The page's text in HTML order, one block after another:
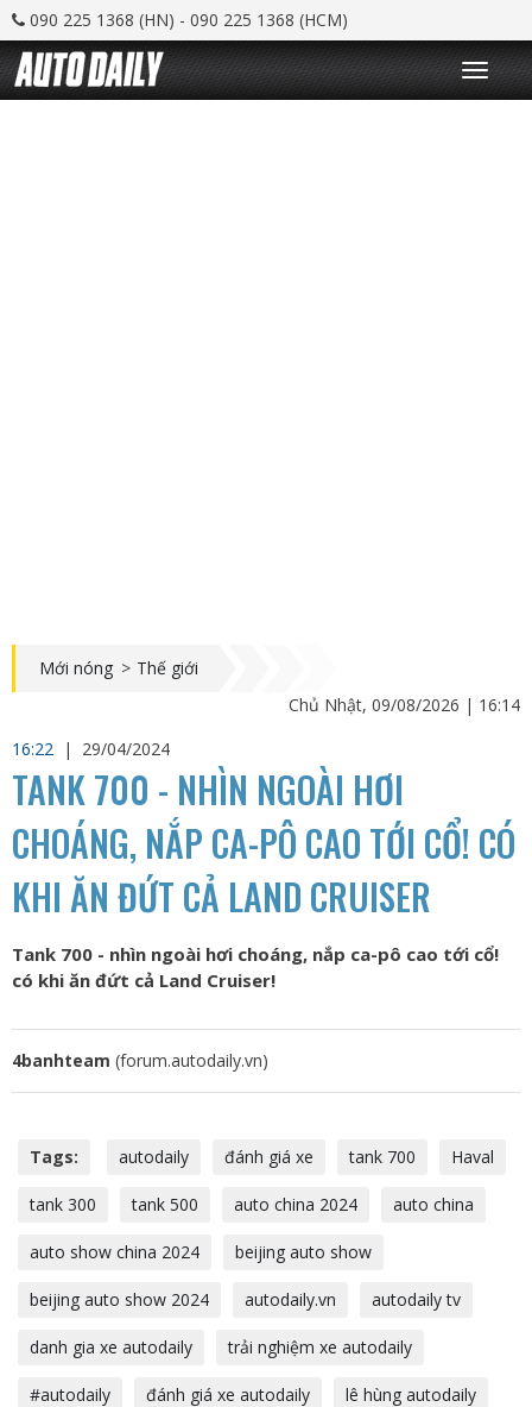
090 225 1368 (HN) - 090 225 1368 (HCM)
T
o
g
Mới nóng > Thế giới
Chủ Nhật, 09/08/2026 | 16:14
16:22 | 29/04/2024
TANK 700 - NHÌN NGOÀI HƠI
CHOÁNG, NẮP CA-PÔ CAO TỚI CỔ! CÓ
KHI ĂN ĐỨT CẢ LAND CRUISER
Tank 700 - nhìn ngoài hơi choáng, nắp ca-pô cao tới cổ!
có khi ăn đứt cả Land Cruiser!
4banhteam (forum.autodaily.vn)
Tags: autodaily đánh giá xe tank 700 Haval
tank 300 tank 500 auto china 2024 auto china
auto show china 2024 beijing auto show
beijing auto show 2024 autodaily.vn autodaily tv
danh gia xe autodaily trải nghiệm xe autodaily
#autodaily đánh giá xe autodaily lê hùng autodaily